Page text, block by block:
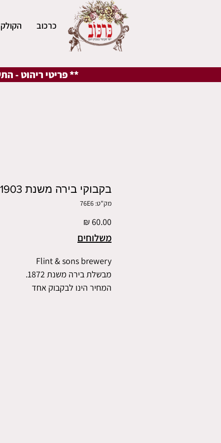
כרכוב
** פריטי ריהוט -
בקבוקי בירה משנת 1903
מק"ט: 76E6
משלוחים
Flint & sons brewery
מבשלת בירה משנת 1872.
המחיר הינו לבקבוק אחד